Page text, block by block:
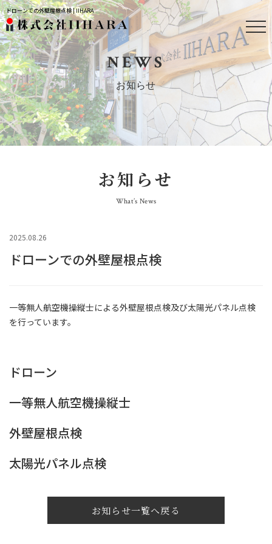
ドローンでの外壁屋根点検 | IIHARA
NEWS
お知らせ
お知らせ
What’s News
2025.08.26
ドローンでの外壁屋根点検
一等無人航空機操縦士による外壁屋根点検及び太陽光パネル点検
を行っています。
ドローン
一等無人航空機操縦士
外壁屋根点検
太陽光パネル点検
お知らせ一覧へ戻る